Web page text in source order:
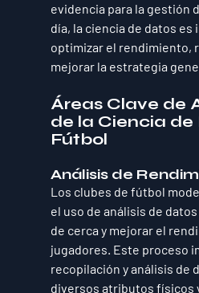
evidencia para la gestión
día, la ciencia de datos es
optimizar el rendimiento,
mejorar la estrategia
Áreas Clave de
de la Ciencia de
Fútbol
Análisis de
Los clubes de fútbol
el uso de análisis de
de cerca y mejorar el
jugadores. Este proceso
recopilación y análisis de
diversos atributos físicos